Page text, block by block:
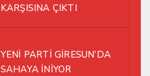
KARŞISINA ÇIKTI
YENİ PARTİ GİRESUN’DA
SAHAYA İNİYOR